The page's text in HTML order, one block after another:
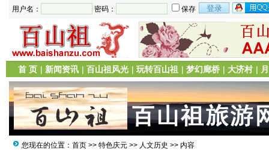
用户名： 密码： 保存
首 页 | 新闻资讯 | 百山祖风光 | 玩转百山祖 | 梦幻廊桥 | 大济村 |
您现在的位置： 首页 >> 特色庆元 >> 人文历史 >> 内容